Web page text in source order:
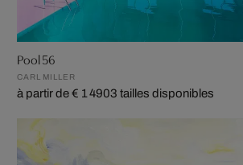
Pool 56
CARL MILLER
à partir de € 1 4903 tailles disponibles